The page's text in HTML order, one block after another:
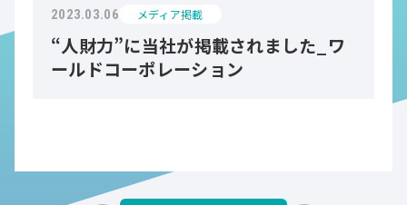
2023.03.06 メディア掲載
“人財力”に当社が掲載されました_ワ
ールドコーポレーション